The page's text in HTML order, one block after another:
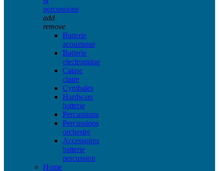
percussions
add
remove
Batterie
acoustique
Batterie
electronique
Caisse
claire
Cymbales
Hardware
batterie
Percussions
Percussions
orchestre
Accessoires
batterie
percussion
Home